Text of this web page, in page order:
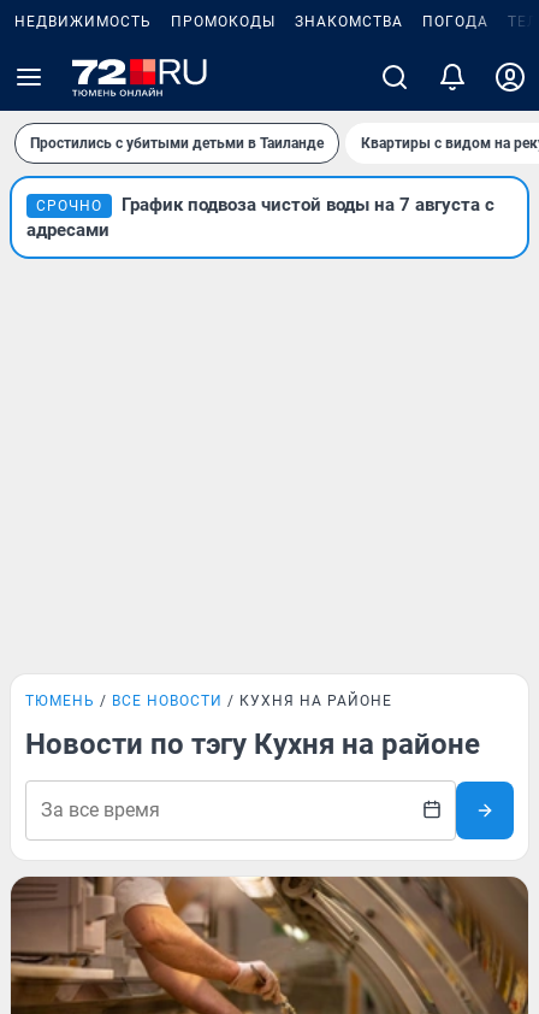
НЕДВИЖИМОСТЬ ПРОМОКОДЫ ЗНАКОМСТВА ПОГОДА
Простились с убитыми детьми в Таиланде Квартиры с видом на
СРОЧНО
График подвоза чистой воды на 7 августа с
адресами
ТЮМЕНЬ ВСЕ НОВОСТИ КУХНЯ НА РАЙОНЕ
Новости по тэгу Кухня на районе